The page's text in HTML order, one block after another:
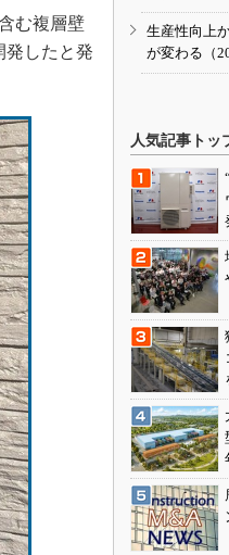
む複層壁
発したと発
生産性向上
が変わる（
人気記事トッ